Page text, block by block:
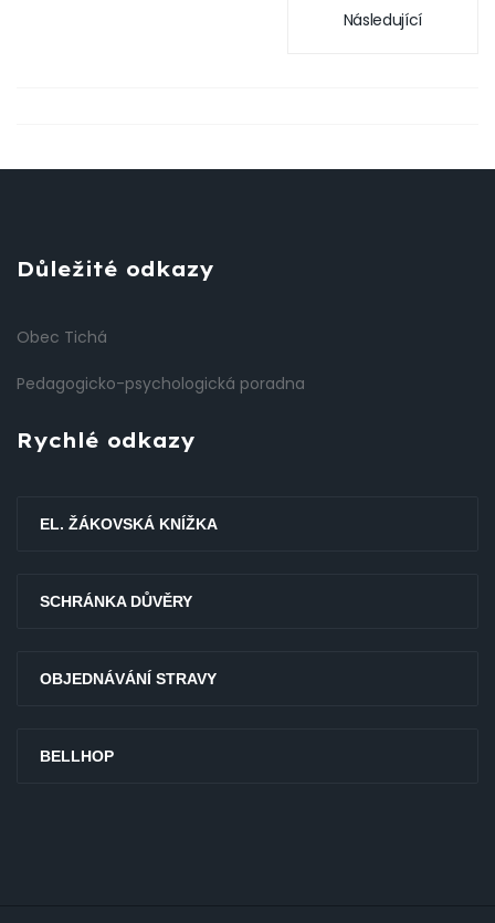
Následující
Důležité odkazy
Obec Tichá
Pedagogicko-psychologická poradna
Rychlé odkazy
EL. ŽÁKOVSKÁ KNÍŽKA
SCHRÁNKA DŮVĚRY
OBJEDNÁVÁNÍ STRAVY
BELLHOP